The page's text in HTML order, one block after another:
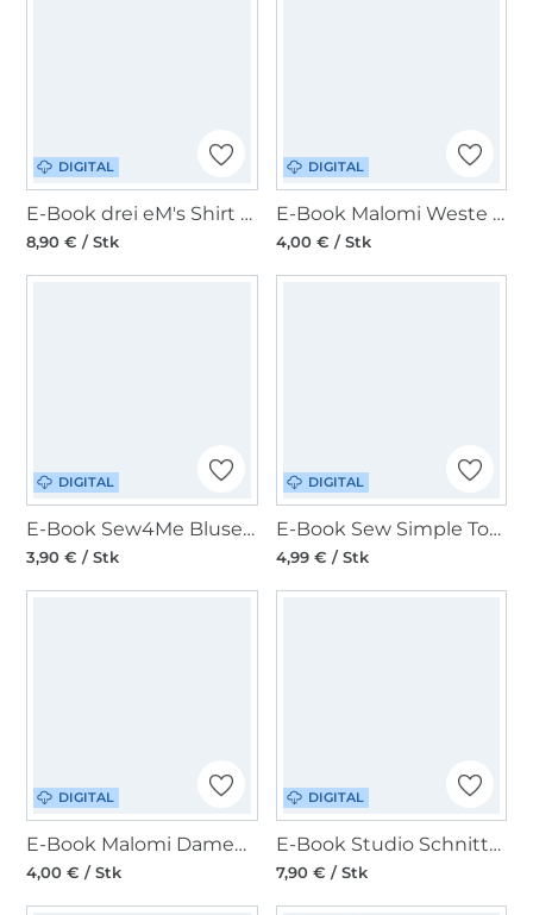
DIGITAL
E-Book drei eM's Shirt Farnia Damen
8,90 € / Stk
DIGITAL
E-Book Malomi Weste Carla Damen
4,00 € / Stk
DIGITAL
E-Book Sew4Me Blusenshirt Sunny Damen
3,90 € / Stk
DIGITAL
E-Book Sew Simple Top Tillie
4,99 € / Stk
DIGITAL
E-Book Malomi Damen Shirt Belle
4,00 € / Stk
DIGITAL
E-Book Studio Schnittreif Frau Yoko - kurze Tunika
7,90 € / Stk